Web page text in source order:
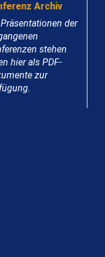
Archiv
der
stehen
hier als PDF-
zur